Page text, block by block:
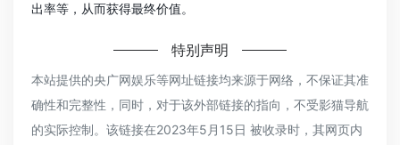
出率等，从而获得最终价值。
特别声明
本站提供的央广网娱乐等网址链接均来源于网络，不保证其准
确性和完整性，同时，对于该外部链接的指向，不受影猫导航
的实际控制。该链接在2023年5月15日 被收录时，其网页内